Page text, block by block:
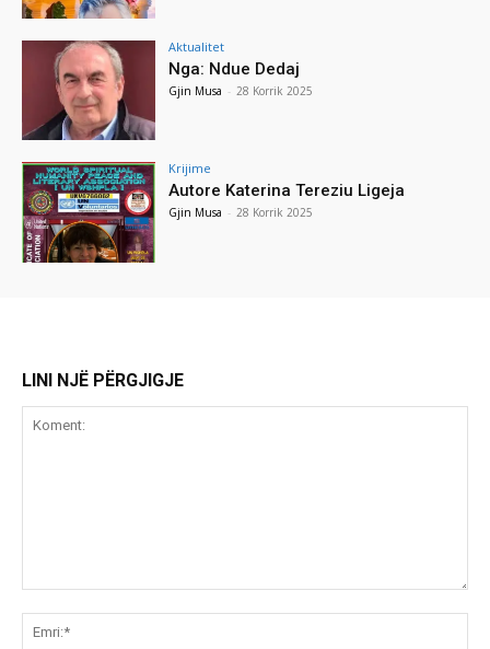
Aktualitet
Nga: Ndue Dedaj
Gjin Musa - 28 Korrik 2025
Krijime
Autore Katerina Tereziu Ligeja
Gjin Musa - 28 Korrik 2025
LINI NJË PËRGJIGJE